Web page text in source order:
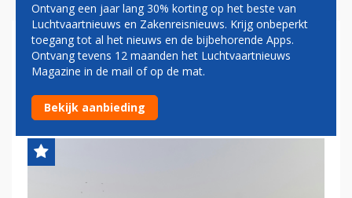
BRUSSELS AIRLINES EN TUI
KRIJGEN CONCURRENTIE OP
VLUCHT NAAR DAKAR
Ontvang een jaar lang 30% korting op het beste van
Luchtvaartnieuws en Zakenreisnieuws. Krijg onbeperkt
toegang tot al het nieuws en de bijbehorende Apps.
Ontvang tevens 12 maanden het Luchtvaartnieuws
Magazine in de mail of op de mat.
Bekijk aanbieding